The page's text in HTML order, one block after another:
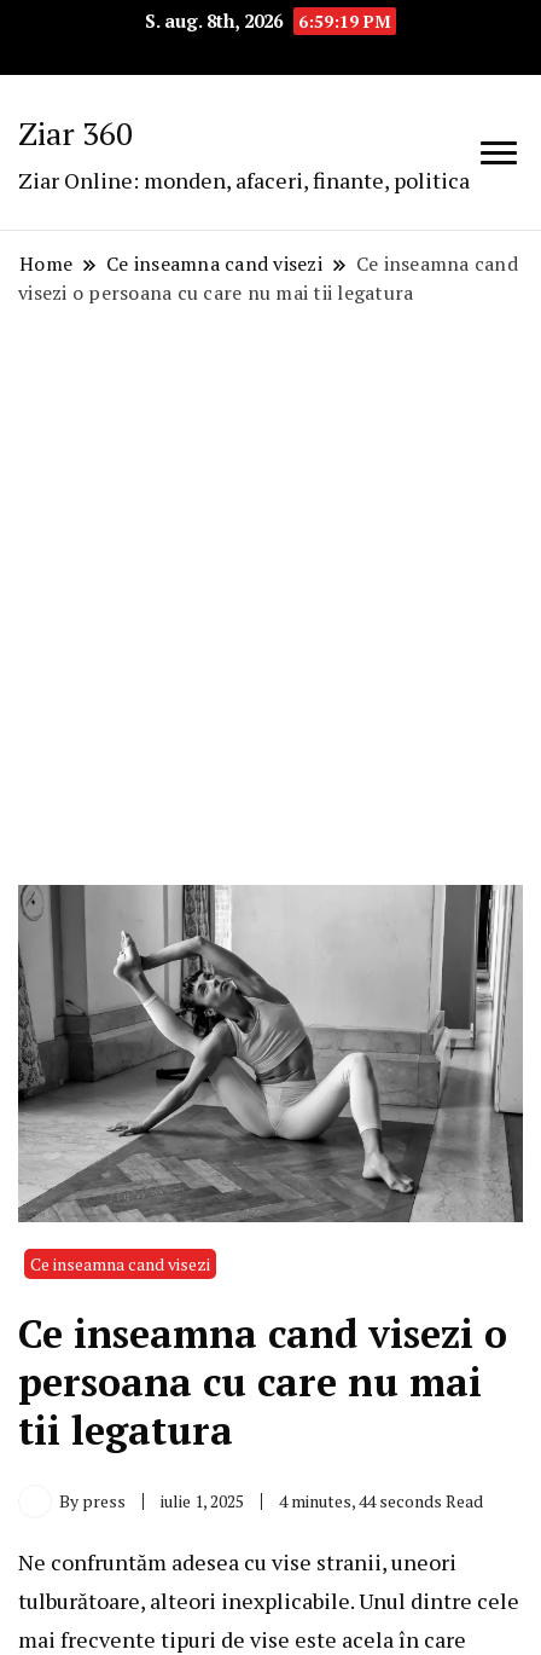
S. aug. 8th, 2026 6:59:19 PM
Ziar 360
Ziar Online: monden, afaceri, finante, politica
Home Ce inseamna cand visezi
Ce inseamna cand
visezi o persoana cu care nu mai tii legatura
Ce inseamna cand visezi
Ce inseamna cand visezi o
persoana cu care nu mai
tii legatura
By press iulie 1, 2025 4 minutes, 44 seconds Read
Ne confruntăm adesea cu vise stranii, uneori
tulburătoare, alteori inexplicabile. Unul dintre cele
mai frecvente tipuri de vise este acela în care